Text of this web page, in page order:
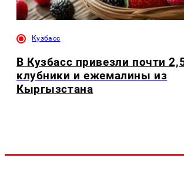
Кузбасс
В Кузбасс привезли почти
клубники и ежемалины из
Кыргызстана